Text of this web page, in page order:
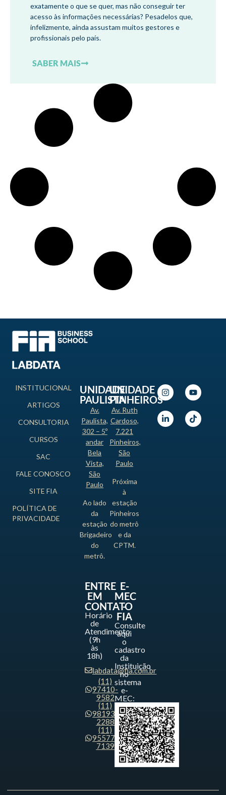
exatamente o que se quer, mas não conseguir ter
acesso às informações necessárias? Pesadelos que,
infelizmente, ainda assustam muitos gestores e
profissionais pelo país.
SABER MAIS
INSTITUCIONAL
ARTIGOS
CONSULTORIA
CURSOS
SAC
FALE CONOSCO
SITE FIA
POLÍTICA DE
PRIVACIDADE
UNIDADE
PAULISTA
Av.
Paulista,
302 – 5º
andar
Bela
Vista,
São
Paulo
Ao lado
da
estação
Brigadeiro
do
metrô.
UNIDADE
PINHEIROS
Av. Ruth
Cardoso,
7.221
Pinheiros,
São
Paulo
Próxima
à
estação
Pinheiros
do metrô
e da
CPTM.
ENTRE
EM
CONTATO
Horário
de
Atendimento
(9h
às
18h)
labdata@fia.com.br
(11)
97410-
9582
(11)
98193-
2288
(11)
95577-
7139
E-
MEC
-
FIA
Consulte
aqui
o
cadastro
da
Instituição
no
sistema
e-
MEC: